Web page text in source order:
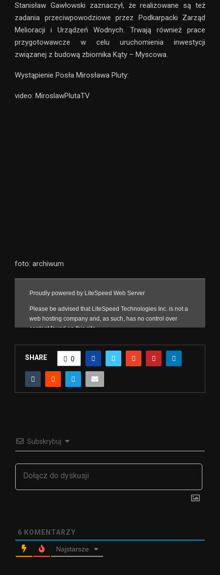
Stanisław Gawłowski zaznaczył, że realizowane są też
zadania przeciwpowodziowe przez Podkarpacki Zarząd
Melioracji i Urządzeń Wodnych. Trwają również prace
przygotowawcze w celu uruchomienia inwestycji
związanej z budową zbiornika Kąty – Myscowa.
Wystąpienie Posła Mirosława Pluty:
video: MiroslawPlutaTV
foto: archiwum
SHARE 0
Subskrybuj
6 KOMENTARZY
Najstarsze